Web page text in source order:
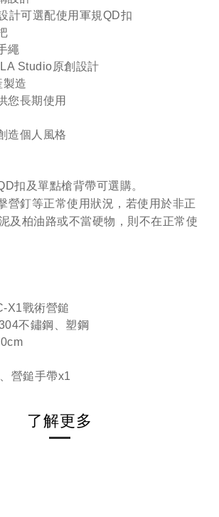
計可選配使用軍規QD扣
繩
Studio原創設計
製造
您長期使用
造個人風格
扣及單點槍背帶可選購。
營釘等正常使用狀況， 若使用於非正
及柏油路或不當硬物， 則不在正常使
X1戰術營鎚
不鏽鋼、塑鋼
營鎚手帶x1
了解更多